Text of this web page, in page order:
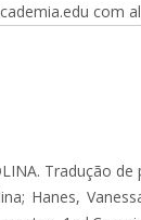
com
Tradução
Hanes,